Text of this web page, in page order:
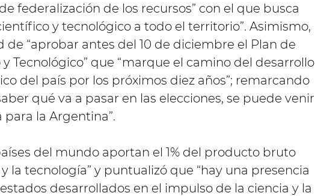
federalización de los recursos” con el que busca
y tecnológico a todo el territorio”. Asimismo,
de “aprobar antes del 10 de diciembre el Plan de
Tecnológico” que “marque el camino del desarrollo
del país por los próximos diez años”; remarcando
qué va a pasar en las elecciones, se puede venir
para la Argentina”.
del mundo aportan el 1% del producto bruto
la tecnología” y puntualizó que “hay una presencia
desarrollados en el impulso de la ciencia y la